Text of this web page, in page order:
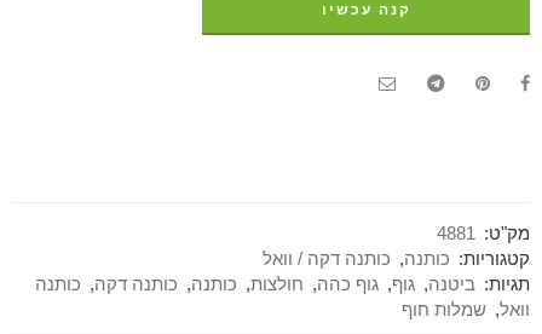
קנה עכשיו
מק"ט:
4881
קטגוריות: כותנה, כותנה דקה / וואל
תגיות: ביטנה, גוף, גוף כהה, חולצות, כותנה, כותנה דקה, כותנה
וואל, שמלות חוף